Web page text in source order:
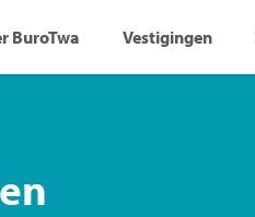
BuroTwa Vestigingen